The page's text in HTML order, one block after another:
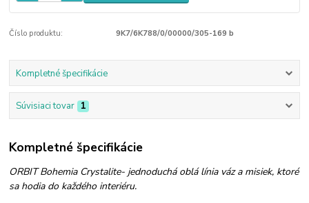
Číslo produktu: 9K7/6K788/0/00000/305-169 b
Kompletné špecifikácie
Súvisiaci tovar 1
Kompletné špecifikácie
ORBIT Bohemia Crystalite- jednoduchá oblá línia váz a misiek, ktoré
sa hodia do každého interiéru.